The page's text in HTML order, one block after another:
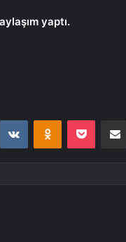
yaptı.
VKontakteOdnoklassniki
Pocket